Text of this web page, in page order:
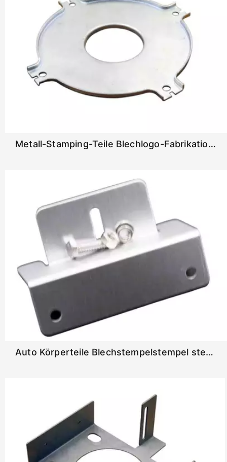
Metall-Stamping-Teile Blechlogo-Fabrikationsverträge
Auto Körperteile Blechstempelstempel stempelt